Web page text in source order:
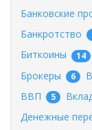
Банковские
Банкротство
Биткоины 14
Брокеры 6
ВВП 5
Денежные